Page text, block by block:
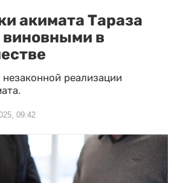
акимата Тараза
в
реализации
09:42